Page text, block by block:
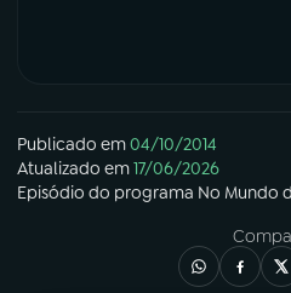
Publicado em04/10/2014
Atualizado em17/06/2026
Episódio do programa No Mundo